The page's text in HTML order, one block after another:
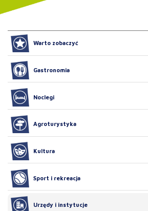
Warto zobaczyć
Gastronomia
Noclegi
Agroturystyka
Kultura
Sport i rekreacja
Urzędy i instytucje